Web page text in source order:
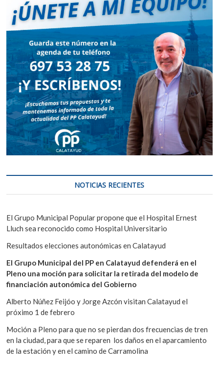
NOTICIAS RECIENTES
El Grupo Municipal Popular propone que el Hospital Ernest
Lluch sea reconocido como Hospital Universitario
Resultados elecciones autonómicas en Calatayud
El Grupo Municipal del PP en Calatayud defenderá en el
Pleno una moción para solicitar la retirada del modelo de
financiación autonómica del Gobierno
Alberto Núñez Feijóo y Jorge Azcón visitan Calatayud el
próximo 1 de febrero
Moción a Pleno para que no se pierdan dos frecuencias de tren
en la ciudad, para que se reparen los daños en el aparcamiento
de la estación y en el camino de Carramolina